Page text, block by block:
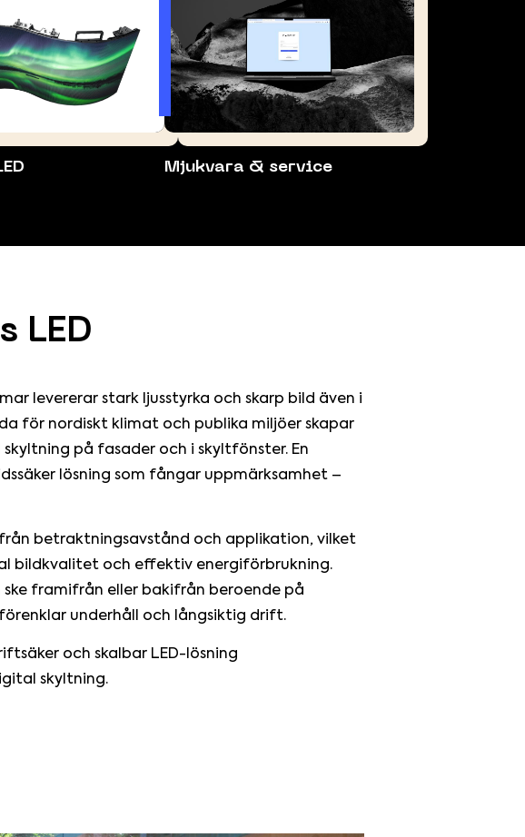
Mjukvara & service
LED
levererar stark ljusstyrka och skarp bild även i
för nordiskt klimat och publika miljöer skapar
på fasader och i skyltfönster. En
lösning som fångar uppmärksamhet –
betraktningsavstånd och applikation, vilket
bildkvalitet och effektiv energiförbrukning.
ske framifrån eller bakifrån beroende på
underhåll och långsiktig drift.
och skalbar LED-lösning
skyltning.